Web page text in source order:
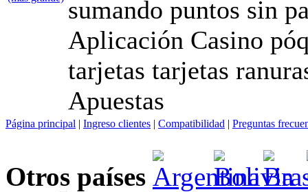
sumando puntos sin
Aplicación Casino
tarjetas tarjetas
Apuestas
Página principal | Ingreso clientes | Compatibilidad | Preguntas
Otros países